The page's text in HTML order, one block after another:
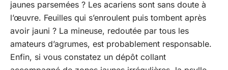
jaunes parsemées ? Les acariens sont sans doute à
l’œuvre. Feuilles qui s’enroulent puis tombent après
avoir jauni ? La mineuse, redoutée par tous les
amateurs d’agrumes, est probablement responsable.
Enfin, si vous constatez un dépôt collant